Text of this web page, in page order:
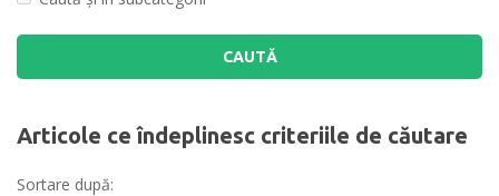
Articole ce îndeplinesc criteriile de căutare
Sortare după: